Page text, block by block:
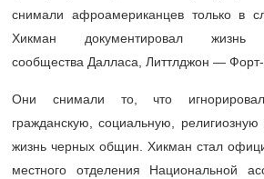
снимали афроамериканцев только в
Хикман документировал жизнь
сообщества Далласа, Литтлджон — Форт-
Они снимали то, что
гражданскую, социальную,
жизнь черных общин. Хикман стал
местного отделения Национальной